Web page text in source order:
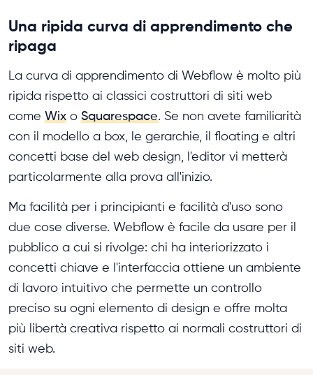
Una ripida curva di apprendimento che
ripaga
La curva di apprendimento di Webflow è molto più
ripida rispetto ai classici costruttori di siti web
come Wix o Squarespace. Se non avete familiarità
con il modello a box, le gerarchie, il floating e altri
concetti base del web design, l'editor vi metterà
particolarmente alla prova all'inizio.
Ma facilità per i principianti e facilità d'uso sono
due cose diverse. Webflow è facile da usare per il
pubblico a cui si rivolge: chi ha interiorizzato i
concetti chiave e l'interfaccia ottiene un ambiente
di lavoro intuitivo che permette un controllo
preciso su ogni elemento di design e offre molta
più libertà creativa rispetto ai normali costruttori di
siti web.